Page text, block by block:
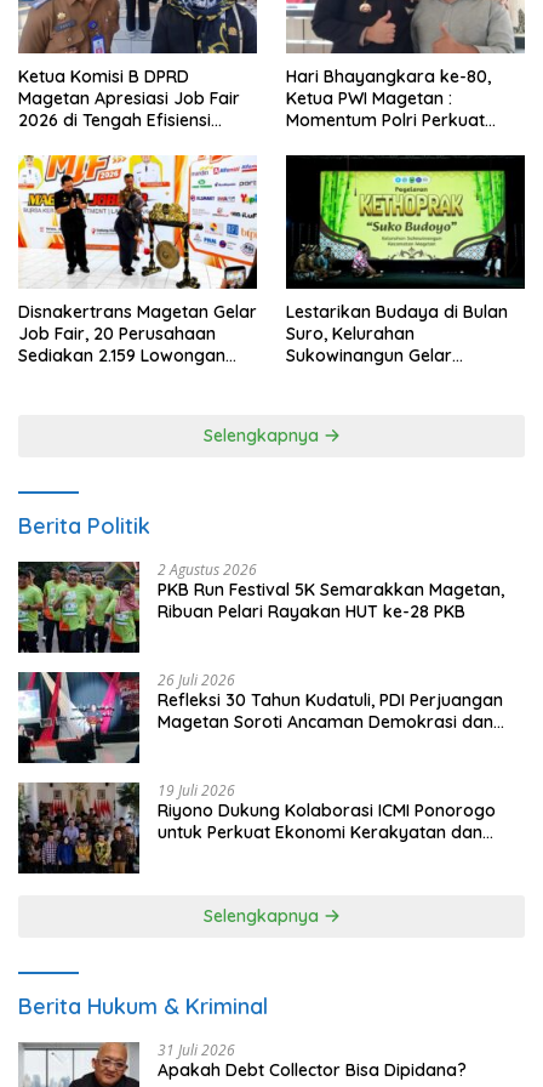
Ketua Komisi B DPRD
Magetan Apresiasi Job Fair
2026 di Tengah Efisiensi
Hari Bhayangkara ke-80,
Ketua PWI Magetan :
Momentum Polri Perkuat
Disnakertrans Magetan Gelar
Job Fair, 20 Perusahaan
Sediakan 2.159 Lowongan
Lestarikan Budaya di Bulan
Suro, Kelurahan
Sukowinangun Gelar
Selengkapnya
Berita Politik
2 Agustus 2026
PKB Run Festival 5K Semarakkan Magetan,
Ribuan Pelari Rayakan HUT ke-28 PKB
26 Juli 2026
Refleksi 30 Tahun Kudatuli, PDI Perjuangan
Magetan Soroti Ancaman Demokrasi dan
19 Juli 2026
Riyono Dukung Kolaborasi ICMI Ponorogo
untuk Perkuat Ekonomi Kerakyatan dan
Selengkapnya
Berita Hukum & Kriminal
31 Juli 2026
Apakah Debt Collector Bisa Dipidana?